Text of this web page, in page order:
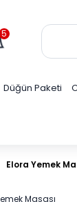
5
Düğün Paketi
Elora Yemek